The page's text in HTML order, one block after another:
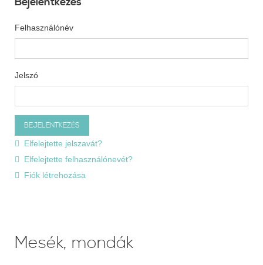
Felhasználónév
Jelszó
Elfelejtette jelszavát?
Elfelejtette felhasználónevét?
Fiók létrehozása
Mesék, mondák